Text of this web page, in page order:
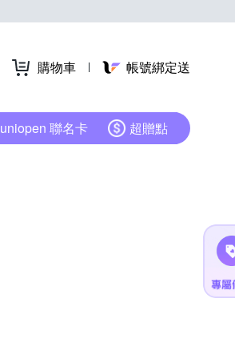
購物車 帳號綁定送
uniopen 聯名卡 超贈點